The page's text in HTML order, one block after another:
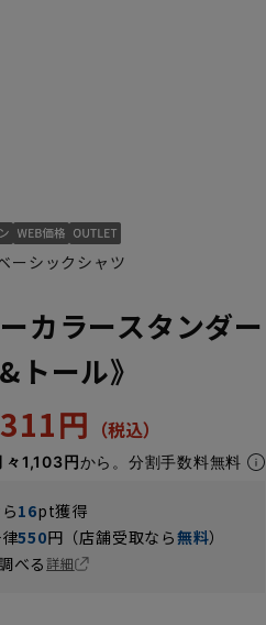
50cm/84cm
ーシックシャツ
カラースタンダ
トール》
円
々1,103円から。分割手数料無料
16pt獲得
550円（店舗受取なら無料）
べる詳細